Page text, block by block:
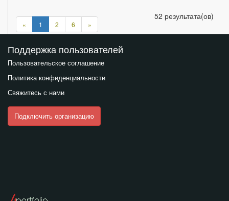
52 результата(ов)
« Предыдущая
страница
1 2 6 »
страница
Поддержка пользователей
Пользовательское соглашение
Политика конфиденциальности
Свяжитесь с нами
Подключить организацию